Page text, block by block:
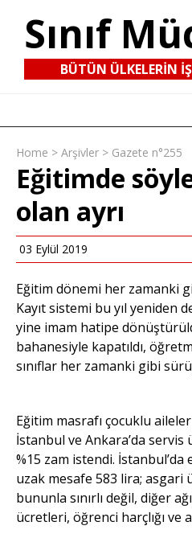
Sınıf
BÜTÜN ÜLKELERIN
Home > Arşivler > Gazete n°255
Eğitimde
olan ayrı
03 Eylül 2019
Eğitim dönemi her zamanki
Kayıt sistemi bu yıl yeniden
yine imam hatipe
bahanesiyle kapatıldı,
sınıflar her zamanki gibi
Eğitim masrafı çocuklu
İstanbul ve Ankara’da servis
%15 zam istendi. İstanbul’da
uzak mesafe 583 lira; asgari
bununla sınırlı değil, diğer
ücretleri, öğrenci harçlığı ve